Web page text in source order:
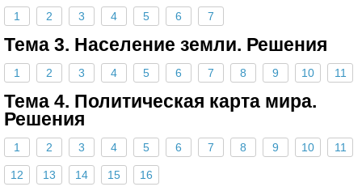
1 2 3 4 5 6 7
Тема 3. Население земли. Решения
1 2 3 4 5 6 7 8 9 10 11
Тема 4. Политическая карта мира.
Решения
1 2 3 4 5 6 7 8 9 10 11
12 13 14 15 16